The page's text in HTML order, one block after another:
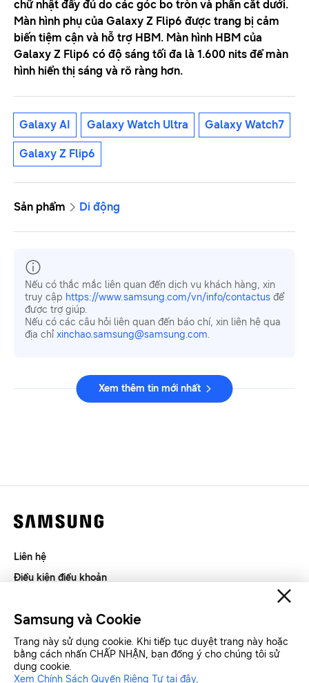
chữ nhật đầy đủ do các góc bo tròn và phần cắt dưới.
Màn hình phụ của Galaxy Z Flip6 được trang bị cảm
biến tiệm cận và hỗ trợ HBM. Màn hình HBM của
Galaxy Z Flip6 có độ sáng tối đa là 1.600 nits để màn
hình hiển thị sáng và rõ ràng hơn.
Galaxy AI Galaxy Watch Ultra Galaxy Watch7
Galaxy Z Flip6
Sản phẩm Di động
Nếu có thắc mắc liên quan đến dịch vụ khách hàng, xin
truy cập https://www.samsung.com/vn/info/contactus để
được trợ giúp.
Nếu có các câu hỏi liên quan đến báo chí, xin liên hệ qua
địa chỉ xinchao.samsung@samsung.com.
Xem thêm tin mới nhất
Liên hệ
Điều kiện điều khoản
SAMSUNG.COM
Copyright© SAMSUNG All Rights Reserved.
Samsung và Cookie
Trang này sử dụng cookie. Khi tiếp tục duyệt trang này hoặc
bằng cách nhấn CHẤP NHẬN, bạn đồng ý cho chúng tôi sử
dụng cookie.
Xem Chính Sách Quyền Riêng Tư tại đây.